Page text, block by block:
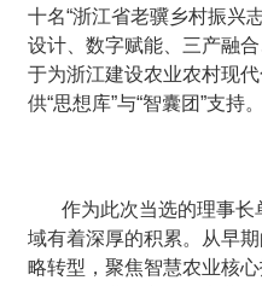
十名“浙江省老骥乡村振兴
设计、数字赋能、三产融
于为浙江建设农业农村现
供“思想库”与“智囊团”支持。
作为此次当选的理事长
域有着深厚的积累。从早
略转型，聚焦智慧农业核